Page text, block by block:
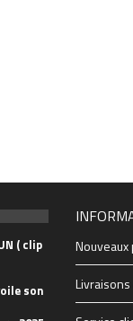
( clip
son